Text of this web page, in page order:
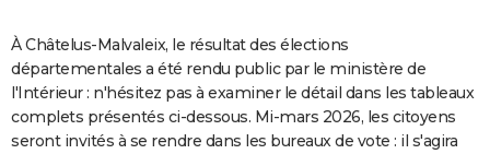
COPAINS D'AVANT
S'inscrire
Se connecter
Lycées
Collèges
Primaires
Universités
Entreprises
Service militaire
Avis de recherche
AVIS DE DÉCÈS
FORUM
À Châtelus-Malvaleix, le résultat des élections
départementales a été rendu public par le ministère de
l'Intérieur : n'hésitez pas à examiner le détail dans les tableaux
complets présentés ci-dessous. Mi-mars 2026, les citoyens
seront invités à se rendre dans les bureaux de vote : il s'agira